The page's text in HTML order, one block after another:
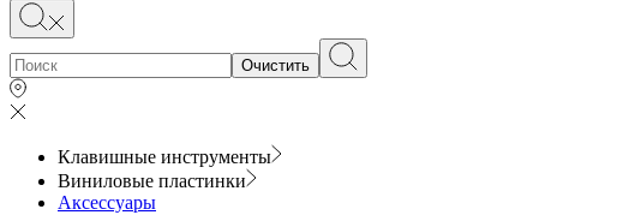
Очистить
Клавишные инструменты
Виниловые пластинки
Аксессуары